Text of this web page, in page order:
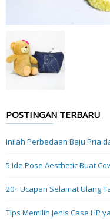
POSTINGAN TERBARU
Inilah Perbedaan Baju Pria
5 Ide Pose Aesthetic Buat
20+ Ucapan Selamat Ulang
Tips Memilih Jenis Case HP